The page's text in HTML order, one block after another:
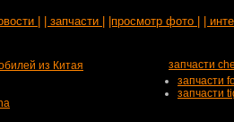
| | запчасти | |просмотр фото | |
из Китая
запчасти
запчасти
запчасти